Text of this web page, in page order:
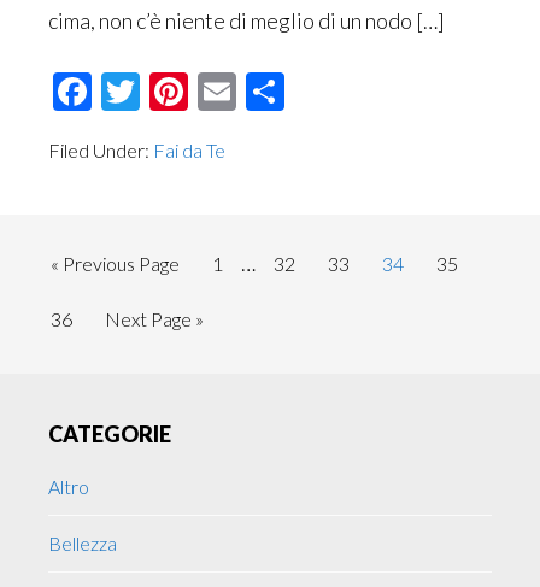
cima, non c’è niente di meglio di un nodo […]
Facebook
Twitter
Pinterest
Email
Filed Under: Fai da Te
« Go
Previous Page Page
1
Interim
… Page
32 Page
33 Page
34 Page
35
Page
36
Go
Next Page »
Sidebar
CATEGORIE
Altro
Bellezza